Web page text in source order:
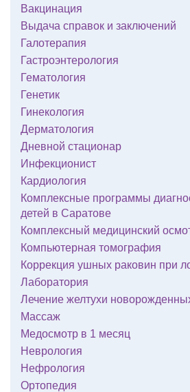
Вакцинация
Выдача справок и заключений
Галотерапия
Гастроэнтерология
Гематология
Генетик
Гинекология
Дерматология
Дневной стационар
Инфекционист
Кардиология
Комплексные программы
детей в Саратове
Комплексный медицинский
Компьютерная томография
Коррекция ушных раковин при
Лаборатория
Лечение желтухи
Массаж
Медосмотр в 1 месяц
Неврология
Нефрология
Ортопедия